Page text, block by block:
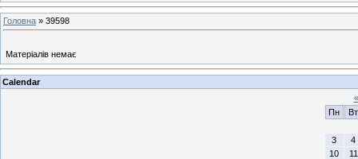
Головна » 39598
Матеріалів немає
Calendar
«
Пн
Вт
3
4
10
11